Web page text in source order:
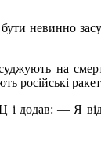
невинно
на
російські
і додав: — Я